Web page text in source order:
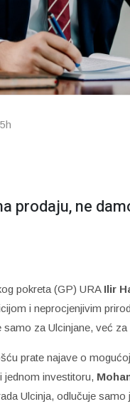
prodaju, ne
pokreta (GP) URA Ilir
i neprocjenjivim
samo za Ulcinjane, već
prate najave o
jednom investitoru,
Ulcinja, odlučuje samo